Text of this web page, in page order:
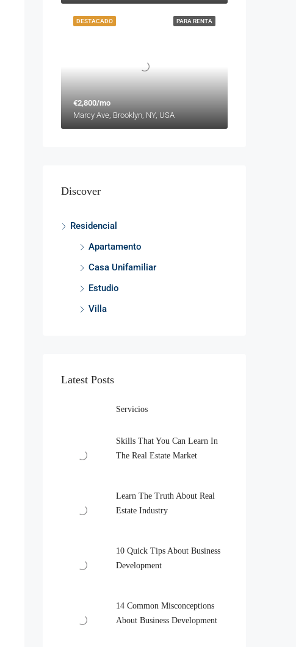
PARA RENTA
DESTACADO
€2,800/mo
Marcy Ave, Brooklyn, NY, USA
Discover
Residencial
Apartamento
Casa Unifamiliar
Estudio
Villa
Latest Posts
Servicios
Skills That You Can Learn In
The Real Estate Market
Learn The Truth About Real
Estate Industry
10 Quick Tips About Business
Development
14 Common Misconceptions
About Business Development